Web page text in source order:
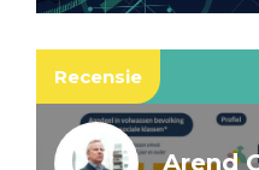
Recensie
Arend